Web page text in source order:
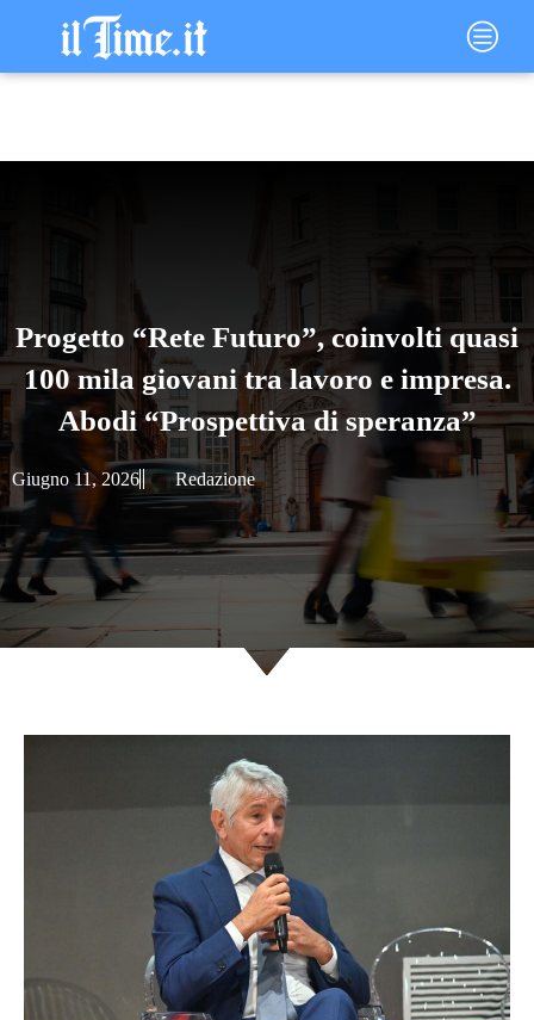
contenuto
Main
Menu
Progetto “Rete Futuro”, coinvolti quasi
100 mila giovani tra lavoro e impresa.
Abodi “Prospettiva di speranza”
Giugno 11, 2026 Redazione